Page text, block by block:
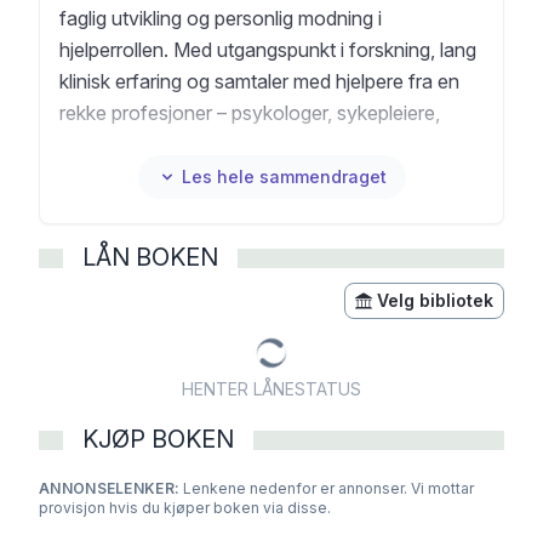
faglig utvikling og personlig modning i
hjelperrollen. Med utgangspunkt i forskning, lang
klinisk erfaring og samtaler med hjelpere fra en
rekke profesjoner – psykologer, sykepleiere,
psykomotoriske fysioterapeuter – drøfter
robusthet, selvmedfølelse og refleksiv praksis i
møte med komplekse arbeidskrav.
Boken kombinerer forskningsbasert kunnskap
med fortellinger, eksempler og
refleksjonsspørsmål som egner seg godt for
undervisning, veiledning og selvutvikling i
praksisfeltet. Den henvender seg både til
erfarne hjelpere som søker fornyelse og dypere
innsikt i yrkesrollen.
Les hele sammendraget
LÅN BOKEN
Velg bibliotek
HENTER LÅNESTATUS
KJØP BOKEN
ANNONSELENKER: Lenkene nedenfor er annonser. Vi mottar
provisjon hvis du kjøper boken via disse.